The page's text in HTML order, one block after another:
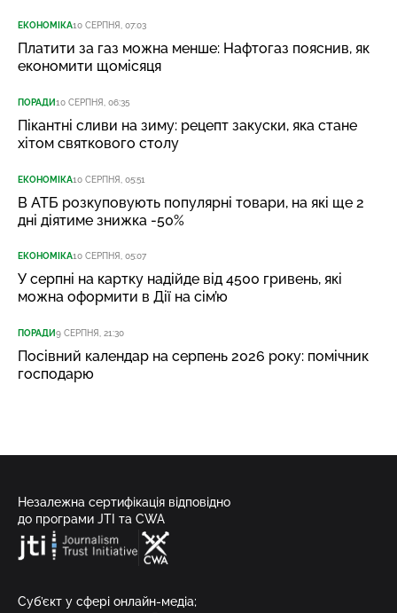
ЕКОНОМІКА10 СЕРПНЯ, 07:03
Платити за газ можна менше: Нафтогаз пояснив, як
економити щомісяця
ПОРАДИ10 СЕРПНЯ, 06:35
Пікантні сливи на зиму: рецепт закуски, яка стане
хітом святкового столу
ЕКОНОМІКА10 СЕРПНЯ, 05:51
В АТБ розкуповують популярні товари, на які ще 2
дні діятиме знижка -50%
ЕКОНОМІКА10 СЕРПНЯ, 05:07
У серпні на картку надійде від 4500 гривень, які
можна оформити в Дії на сім’ю
ПОРАДИ9 СЕРПНЯ, 21:30
Посівний календар на серпень 2026 року: помічник
господарю
Незалежна сертифікація відповідно
до програми JTI та CWA
Суб’єкт у сфері онлайн-медіа;